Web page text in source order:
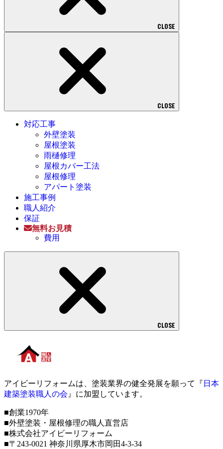
CLOSE
CLOSE
対応工事
外壁塗装
屋根塗装
雨樋修理
屋根カバー工法
屋根修理
アパート塗装
施工事例
職人紹介
保証
無料お見積
費用
CLOSE
アイビーリフォームは、塗装業界の健全発展を願って『 日本
建築塗装職人の会 』に加盟しています。
■創業1970年
■外壁塗装・屋根修理の職人直営店
■株式会社アイビーリフォーム
■〒243-0021 神奈川県厚木市岡田4-3-34